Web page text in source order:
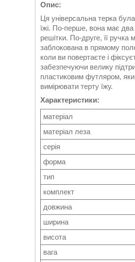
Опис:
Ця універсальна терка
їжі. По-перше, вона має два
решітки. По-друге, її
заблокована в прямому
коли ви повертаєте і
забезпечуючи велику
пластиковим футляром,
вимірювати терту їжу.
Характеристики:
матеріал
матеріал леза
серія
форма
тип
комплект
довжина
ширина
висота
вага